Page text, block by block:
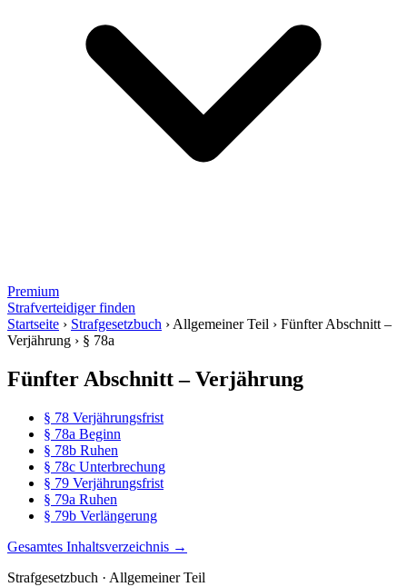
Premium
Strafverteidiger finden
Startseite › Strafgesetzbuch › Allgemeiner Teil › Fünfter Abschnitt –
Verjährung › § 78a
Fünfter Abschnitt – Verjährung
§ 78 Verjährungsfrist
§ 78a Beginn
§ 78b Ruhen
§ 78c Unterbrechung
§ 79 Verjährungsfrist
§ 79a Ruhen
§ 79b Verlängerung
Gesamtes Inhaltsverzeichnis →
Strafgesetzbuch · Allgemeiner Teil